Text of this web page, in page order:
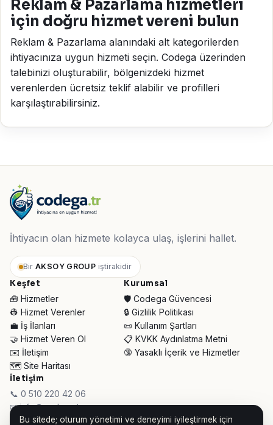
Reklam & Pazarlama hizmetleri
için doğru hizmet vereni bulun
Reklam & Pazarlama alanındaki alt kategorilerden
ihtiyacınıza uygun hizmeti seçin. Codega üzerinden
talebinizi oluşturabilir, bölgenizdeki hizmet
verenlerden ücretsiz teklif alabilir ve profilleri
karşılaştırabilirsiniz.
İhtiyacın olan hizmete kolayca ulaş, işlerini hallet.
Bir AKSOY GROUP iştirakidir
Keşfet
🧰 Hizmetler
👷 Hizmet Verenler
💼 İş İlanları
🤝 Hizmet Veren Ol
✉️ İletişim
🗺️ Site Haritası
Kurumsal
🛡️ Codega Güvencesi
🔒 Gizlilik Politikası
📜 Kullanım Şartları
📋 KVKK Aydınlatma Metni
🔞 Yasaklı İçerik ve Hizmetler
İletişim
📞 0 510 220 42 06
✉ info@codega.tr
Bu sitede; oturum yönetimi ve deneyimi iyileştirmek için